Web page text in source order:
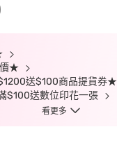
★
送$100商品提貨券★
$100送數位印花一張
看更多